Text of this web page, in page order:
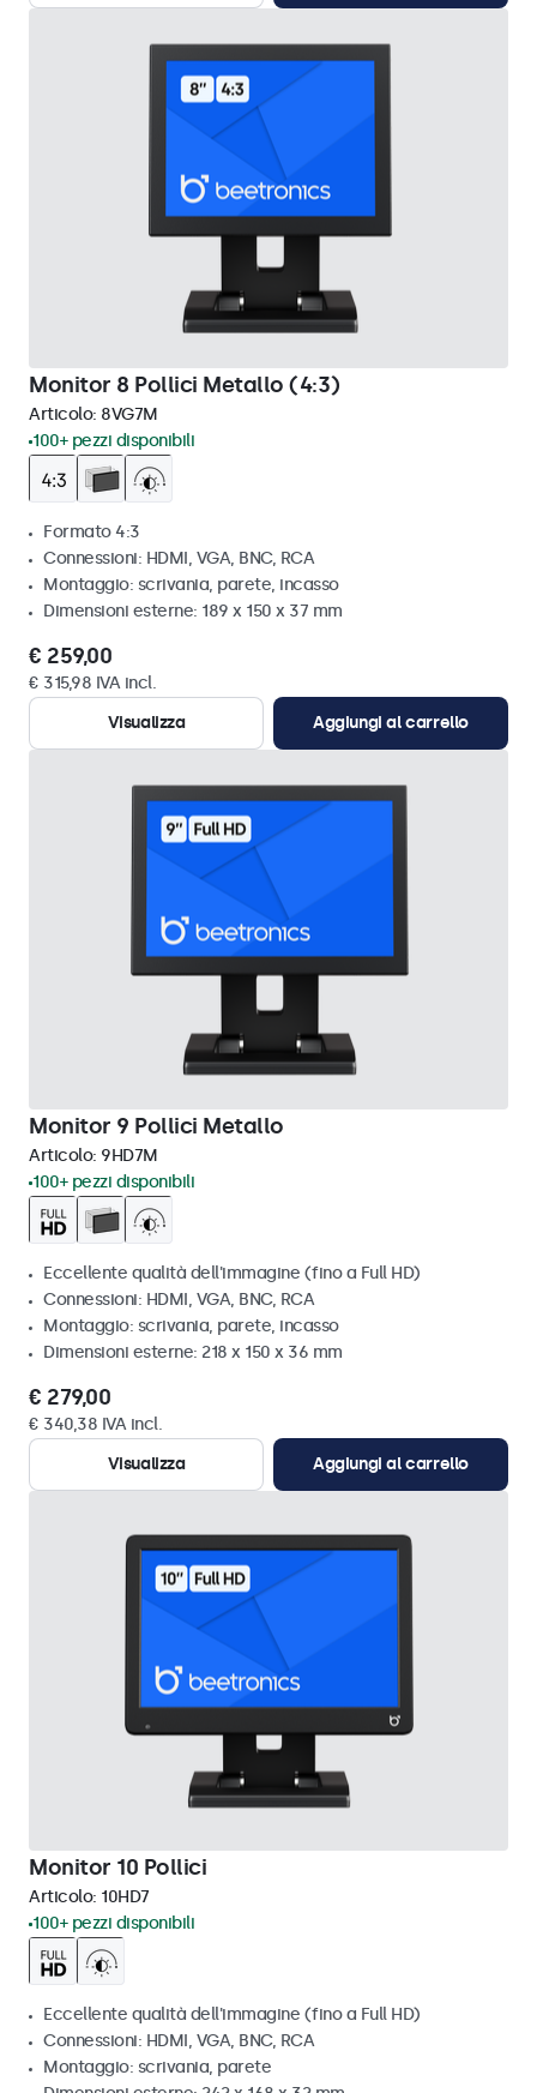
Monitor 8 Pollici Metallo (4:3)
Articolo: 8VG7M
100+ pezzi disponibili
Formato 4:3
Connessioni: HDMI, VGA, BNC, RCA
Montaggio: scrivania, parete, incasso
Dimensioni esterne: 189 x 150 x 37 mm
€ 259,00
€ 315,98 IVA incl.
Visualizza
Aggiungi al carrello
Monitor 9 Pollici Metallo
Articolo: 9HD7M
100+ pezzi disponibili
Eccellente qualità dell'immagine (fino a Full HD)
Connessioni: HDMI, VGA, BNC, RCA
Montaggio: scrivania, parete, incasso
Dimensioni esterne: 218 x 150 x 36 mm
€ 279,00
€ 340,38 IVA incl.
Visualizza
Aggiungi al carrello
Monitor 10 Pollici
Articolo: 10HD7
100+ pezzi disponibili
Eccellente qualità dell'immagine (fino a Full HD)
Connessioni: HDMI, VGA, BNC, RCA
Montaggio: scrivania, parete